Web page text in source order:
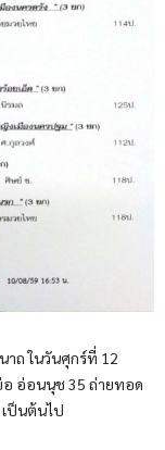
าถ ในวันศุกร์ที่ 12
อ อ่อนนุช 35 ถ่ายทอด
เป็นต้นไป